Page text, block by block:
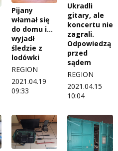
Pijany
włamał się
do domu i…
wyjadł
śledzie z
lodówki
REGION
2021.04.19
09:33
Ukradli
gitary, ale
koncertu nie
zagrali.
Odpowiedzą
przed
sądem
REGION
2021.04.15
10:04